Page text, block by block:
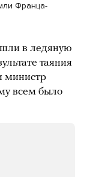
Франца-
в ледяную
таяния
министр
всем было